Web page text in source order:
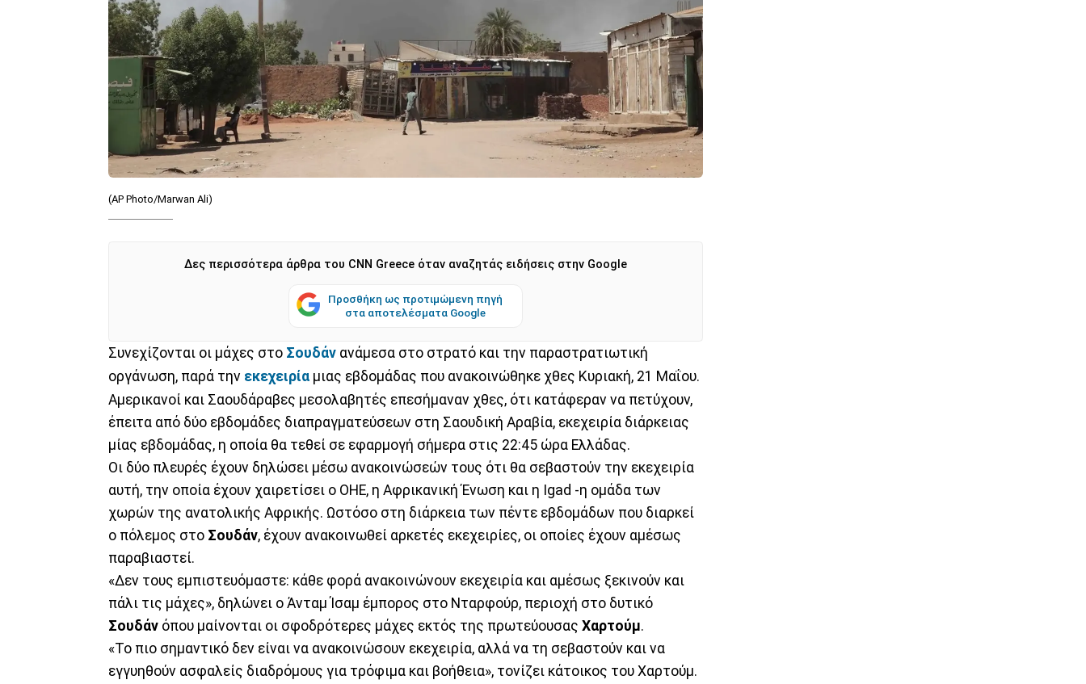
(AP Photo/Marwan Ali)
Δες περισσότερα άρθρα του CNN Greece όταν αναζητάς ειδήσεις στην Google
Προσθήκη ως προτιμώμενη πηγή
στα αποτελέσματα Google
Συνεχίζονται οι μάχες στο Σουδάν ανάμεσα στο στρατό και την παραστρατιωτική
οργάνωση, παρά την εκεχειρία μιας εβδομάδας που ανακοινώθηκε χθες Κυριακή, 21 Μαΐου.
Αμερικανοί και Σαουδάραβες μεσολαβητές επεσήμαναν χθες, ότι κατάφεραν να πετύχουν,
έπειτα από δύο εβδομάδες διαπραγματεύσεων στη Σαουδική Αραβία, εκεχειρία διάρκειας
μίας εβδομάδας, η οποία θα τεθεί σε εφαρμογή σήμερα στις 22:45 ώρα Ελλάδας.
Οι δύο πλευρές έχουν δηλώσει μέσω ανακοινώσεών τους ότι θα σεβαστούν την εκεχειρία
αυτή, την οποία έχουν χαιρετίσει ο ΟΗΕ, η Αφρικανική Ένωση και η Igad -η ομάδα των
χωρών της ανατολικής Αφρικής. Ωστόσο στη διάρκεια των πέντε εβδομάδων που διαρκεί
ο πόλεμος στο Σουδάν, έχουν ανακοινωθεί αρκετές εκεχειρίες, οι οποίες έχουν αμέσως
παραβιαστεί.
«Δεν τους εμπιστευόμαστε: κάθε φορά ανακοινώνουν εκεχειρία και αμέσως ξεκινούν και
πάλι τις μάχες», δηλώνει ο Άνταμ Ίσαμ έμπορος στο Νταρφούρ, περιοχή στο δυτικό
Σουδάν όπου μαίνονται οι σφοδρότερες μάχες εκτός της πρωτεύουσας Χαρτούμ.
«Το πιο σημαντικό δεν είναι να ανακοινώσουν εκεχειρία, αλλά να τη σεβαστούν και να
εγγυηθούν ασφαλείς διαδρόμους για τρόφιμα και βοήθεια», τονίζει κάτοικος του Χαρτούμ.